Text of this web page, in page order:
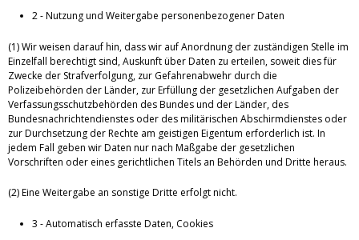
2 - Nutzung und Weitergabe personenbezogener Daten
(1) Wir weisen darauf hin, dass wir auf Anordnung der zuständigen Stelle im
Einzelfall berechtigt sind, Auskunft über Daten zu erteilen, soweit dies für
Zwecke der Strafverfolgung, zur Gefahrenabwehr durch die
Polizeibehörden der Länder, zur Erfüllung der gesetzlichen Aufgaben der
Verfassungsschutzbehörden des Bundes und der Länder, des
Bundesnachrichtendienstes oder des militärischen Abschirmdienstes oder
zur Durchsetzung der Rechte am geistigen Eigentum erforderlich ist. In
jedem Fall geben wir Daten nur nach Maßgabe der gesetzlichen
Vorschriften oder eines gerichtlichen Titels an Behörden und Dritte heraus.
(2) Eine Weitergabe an sonstige Dritte erfolgt nicht.
3 - Automatisch erfasste Daten, Cookies